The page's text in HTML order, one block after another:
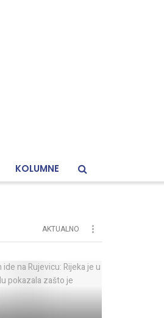
KOLUMNE
AKTUALNO